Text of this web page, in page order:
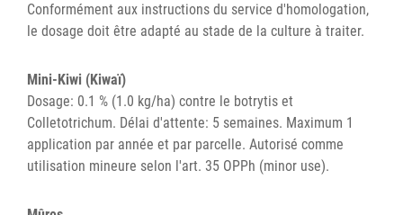
Conformément aux instructions du service d'homologation,
le dosage doit être adapté au stade de la culture à traiter.
Mini-Kiwi (Kiwaï)
Dosage: 0.1 % (1.0 kg/ha) contre le botrytis et
Colletotrichum. Délai d'attente: 5 semaines. Maximum 1
application par année et par parcelle. Autorisé comme
utilisation mineure selon l'art. 35 OPPh (minor use).